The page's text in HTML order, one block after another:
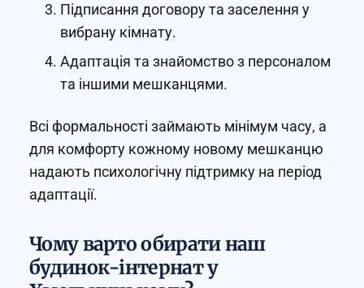
Підписання договору та заселення у
вибрану кімнату.
Адаптація та знайомство з персоналом
та іншими мешканцями.
Всі формальності займають мінімум часу, а
для комфорту кожному новому мешканцю
надають психологічну підтримку на період
адаптації.
Чому варто обирати наш
будинок-інтернат у